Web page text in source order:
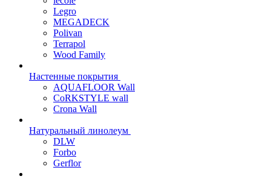
Legro
MEGADECK
Polivan
Terrapol
Wood Family
Настенные покрытия
AQUAFLOOR Wall
CoRKSTYLE wall
Crona Wall
Натуральный линолеум
DLW
Forbo
Gerflor